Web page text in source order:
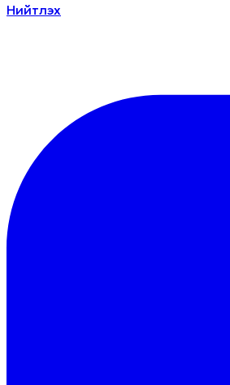
Нийтлэх